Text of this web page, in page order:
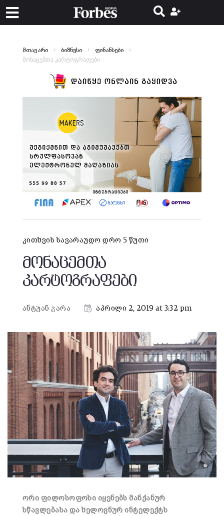
მთავარი ბიზნესი ფინანსები
მონაცემთა კარტოგრაფები
კითხვის სავარაუდო დრო 5 წუთი
მონაცემთა
კარტოგრაფები
ანტუან გარა აპრილი 2, 2019 at 3:32 pm
ორი ფილოსოფოსი იყენებს მანქანურ
სწავლებასა და ხელოვნურ ინტელექტს